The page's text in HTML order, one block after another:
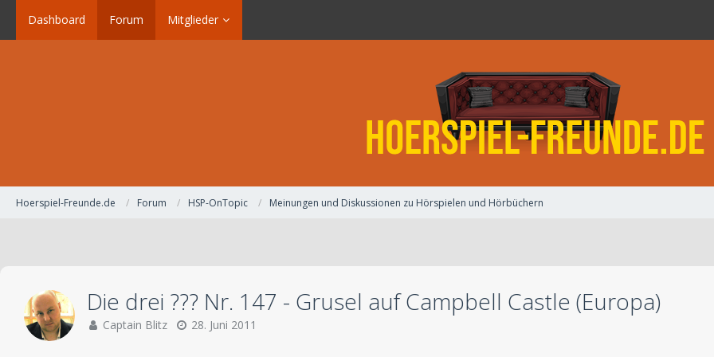
Dashboard Forum Mitglieder
Hoerspiel-Freunde.de Forum HSP-OnTopic Meinungen und Diskussionen zu Hörspielen und Hörbüchern
Die drei ??? Nr. 147 - Grusel auf Campbell Castle (Europa)
Captain Blitz 28. Juni 2011